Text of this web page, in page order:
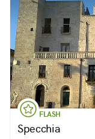
FLASH
Specchia